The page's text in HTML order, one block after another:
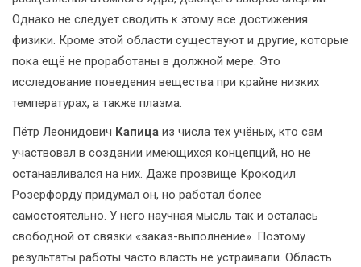
Однако не следует сводить к этому все достижения
физики. Кроме этой области существуют и другие, которые
пока ещё не проработаны в должной мере. Это
исследование поведения вещества при крайне низких
температурах, а также плазма.
Пётр Леонидович Капица из числа тех учёных, кто сам
участвовал в создании имеющихся концепций, но не
останавливался на них. Даже прозвище Крокодил
Розерфорду придумал он, но работал более
самостоятельно. У него научная мысль так и осталась
свободной от связки «заказ-выполнение». Поэтому
результаты работы часто власть не устраивали. Область